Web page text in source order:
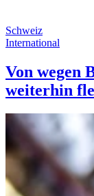
Schweiz
International
Von wegen
weiterhin